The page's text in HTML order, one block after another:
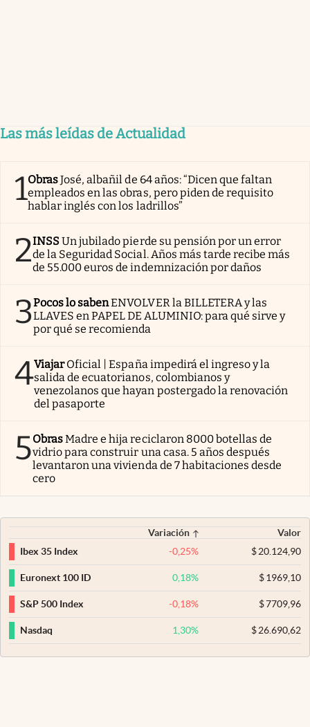
Las más leídas de Actualidad
1ObrasJosé, albañil de 64 años: “Dicen que faltan
empleados en las obras, pero piden de requisito
hablar inglés con los ladrillos”
2INSSUn jubilado pierde su pensión por un error
de la Seguridad Social. Años más tarde recibe más
de 55.000 euros de indemnización por daños
3Pocos lo sabenENVOLVER la BILLETERA y las
LLAVES en PAPEL DE ALUMINIO: para qué sirve y
por qué se recomienda
4Viajar Oficial | España impedirá el ingreso y la
salida de ecuatorianos, colombianos y
venezolanos que hayan postergado la renovación
del pasaporte
5ObrasMadre e hija reciclaron 8000 botellas de
vidrio para construir una casa. 5 años después
levantaron una vivienda de 7 habitaciones desde
cero
Variación
Valor
Ibex 35 Index
-0,25% $20.124,90
Euronext 100 ID 0,18% $1969,10
S&P 500 Index -0,18% $7709,96
Nasdaq 1,30% $26.690,62